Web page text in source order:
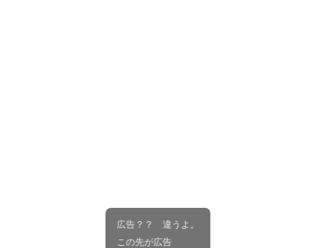
広告？？ 違うよ。
この先が広告